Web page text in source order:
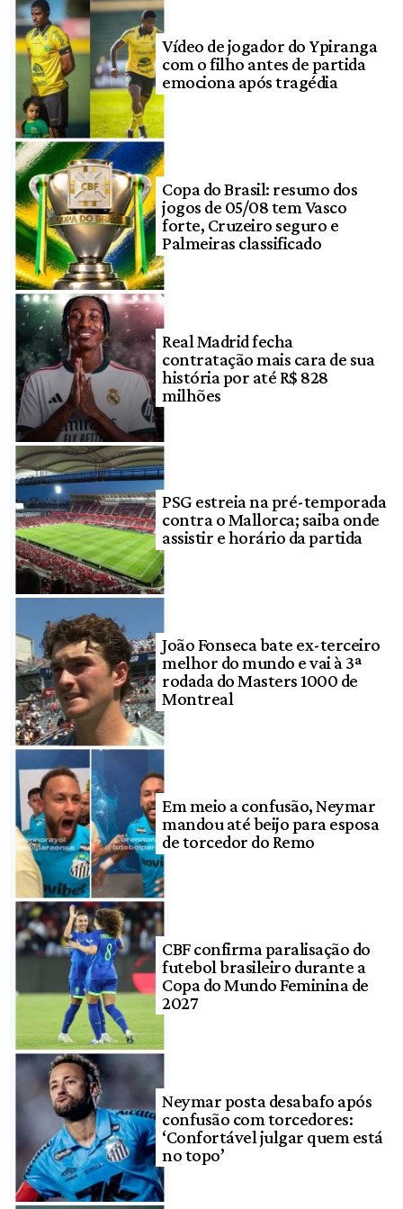
Vídeo de jogador do Ypiranga
com o filho antes de partida
emociona após tragédia
Copa do Brasil: resumo dos
jogos de 05/08 tem Vasco
forte, Cruzeiro seguro e
Palmeiras classificado
Real Madrid fecha
contratação mais cara de sua
história por até R$ 828
milhões
PSG estreia na pré-temporada
contra o Mallorca; saiba onde
assistir e horário da partida
João Fonseca bate ex-terceiro
melhor do mundo e vai à 3ª
rodada do Masters 1000 de
Montreal
Em meio a confusão, Neymar
mandou até beijo para esposa
de torcedor do Remo
CBF confirma paralisação do
futebol brasileiro durante a
Copa do Mundo Feminina de
2027
Neymar posta desabafo após
confusão com torcedores:
‘Confortável julgar quem está
no topo’